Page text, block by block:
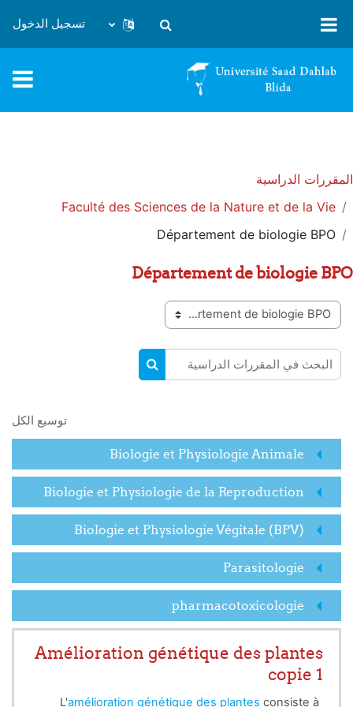
تبديل إدخال البحث
تسجيل الدخول
المقررات الدراسية
Faculté des Sciences de la Nature et de la Vie
Département de biologie BPO
Département de biologie BPO
تصنيفات المقررات
البحث في المقررات الدراسية
البحث في المقررات الدراسية
توسيع الكل
Biologie et Physiologie Animale
Biologie et Physiologie de la Reproduction
Biologie et Physiologie Végitale (BPV)
Parasitologie
pharmacotoxicologie
Amélioration génétique des plantes
copie 1
L'amélioration génétique des plantes consiste à